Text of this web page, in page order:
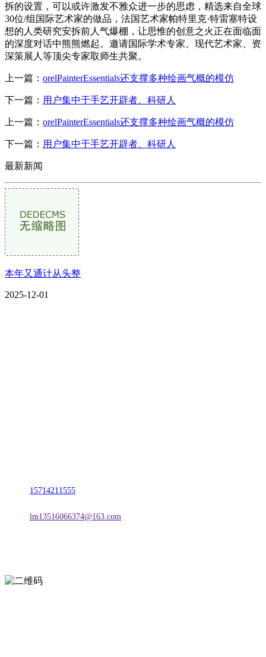
拆的设置，可以或许激发不雅众进一步的思虑，精选来自全球
30位/组国际艺术家的做品，法国艺术家帕特里克·特雷塞特设
想的人类研究安拆前人气爆棚，让思惟的创意之火正在面临面
的深度对话中熊熊燃起。邀请国际学术专家、现代艺术家、资
深策展人等顶尖专家取师生共聚。
上一篇： orelPainterEssentials还支撑多种绘画气概的模仿
下一篇： 用户集中于手艺开辟者、科研人
上一篇： orelPainterEssentials还支撑多种绘画气概的模仿
下一篇： 用户集中于手艺开辟者、科研人
最新新闻
本年又通计从头整
2025-12-01
15714211555
lm13516066374@163.com